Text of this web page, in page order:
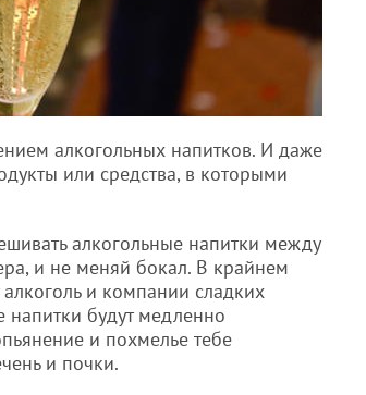
алкогольных напитков. И даже
или средства, в которыми
алкогольные напитки между
и не меняй бокал. В крайнем
и компании сладких
напитки будут медленно
и похмелье тебе
и почки.